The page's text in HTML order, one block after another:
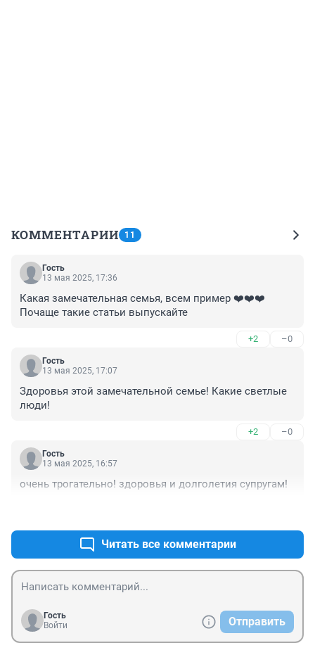
КОММЕНТАРИИ 11
Гость
13 мая 2025, 17:36
Какая замечательная семья, всем пример ❤️❤️❤️
Почаще такие статьи выпускайте
+2 –0
Гость
13 мая 2025, 17:07
Здоровья этой замечательной семье! Какие светлые
люди!
+2 –0
Гость
13 мая 2025, 16:57
очень трогательно! здоровья и долголетия супругам!
Читать все комментарии
Гость
Войти
Отправить